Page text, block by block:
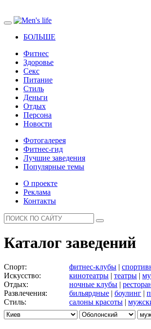
БОЛЬШЕ
Фитнес
Здоровье
Секс
Питание
Стиль
Деньги
Отдых
Персона
Новости
Фотогалерея
Фитнес-гид
Лучшие заведения
Популярные темы
О проекте
Реклама
Контакты
Каталог заведений
Спорт: фитнес-клубы |
Искусство:
кинотеатры | театры |
Отдых:
ночные клубы |
Развлечения:
бильярдные | боулинг |
Стиль:
салоны красоты |